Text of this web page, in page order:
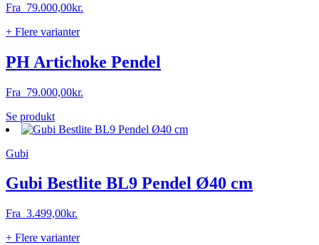
på
Fra 79.000,00kr.
+ Flere varianter
PH Artichoke Pendel
Fra 79.000,00kr.
Se produktDette
vare
Mulighederne
kan
på
varesiden
Gubi
Gubi Bestlite BL9 Pendel Ø40 cm
Fra 3.499,00kr.
+ Flere varianter